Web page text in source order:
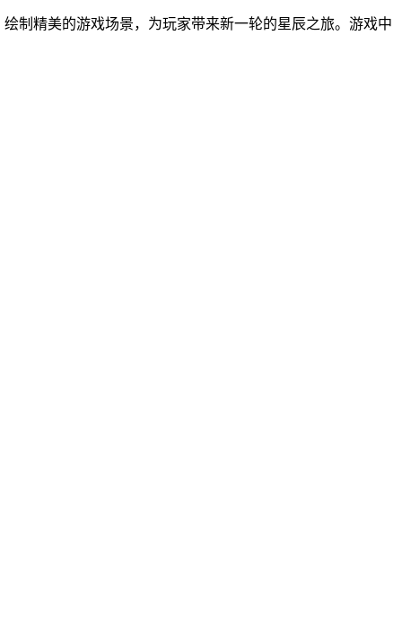
制精美的游戏场景，为玩家带来新一轮的星辰之旅。游戏中